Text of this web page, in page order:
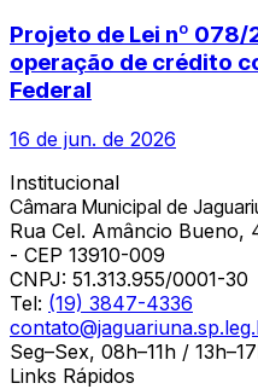
Projeto de Lei nº
operação de crédito
Federal
16 de jun. de 2026
Institucional
Câmara Municipal de
Rua Cel. Amâncio
- CEP 13910-009
CNPJ: 51.313.955/0001-30
Tel: (19) 3847-4336
Seg–Sex, 08h–11h /
Links Rápidos